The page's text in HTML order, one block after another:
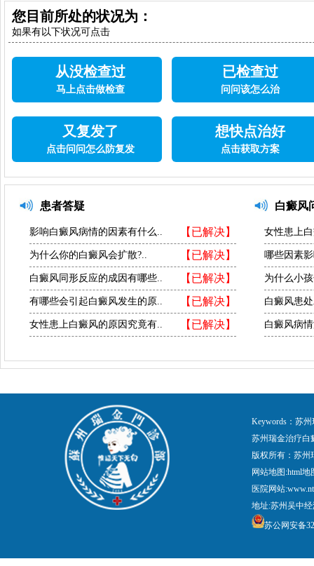
您目前所处的状况为：
如果有以下状况可点击
从没检查过
马上点击做检查
已检查过
问问该怎么治
又复发了
点击问问怎么防复发
想快点治好
点击获取方案
患者答疑
【已解决】
影响白癜风病情的因素有什么..
【已解决】
为什么你的白癜风会扩散?..
【已解决】
白癜风同形反应的成因有哪些..
【已解决】
有哪些会引起白癜风发生的原..
【已解决】
女性患上白癜风的原因究竟有..
白癜风
女性患上
哪些因素
为什么小
白癜风患
白癜风病
Keywords：苏
苏州瑞金治疗白
版权所有：苏
网站地图:html地
医院网站
地址:苏州吴中
苏公网安备